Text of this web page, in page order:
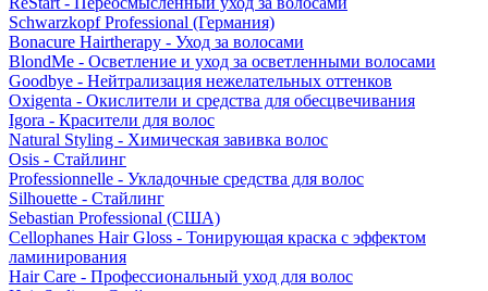
Schwarzkopf Professional (Германия)
Bonacure Hairtherapy - Уход за волосами
BlondMe - Осветление и уход за осветленными волосами
Goodbye - Нейтрализация нежелательных оттенков
Oxigenta - Окислители и средства для обесцвечивания
Igora - Красители для волос
Natural Styling - Химическая завивка волос
Osis - Стайлинг
Professionnelle - Укладочные средства для волос
Silhouette - Стайлинг
Sebastian Professional (США)
Cellophanes Hair Gloss - Тонирующая краска с эффектом
ламинирования
Hair Care - Профессиональный уход для волос